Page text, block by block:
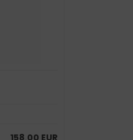
158,00 EUR